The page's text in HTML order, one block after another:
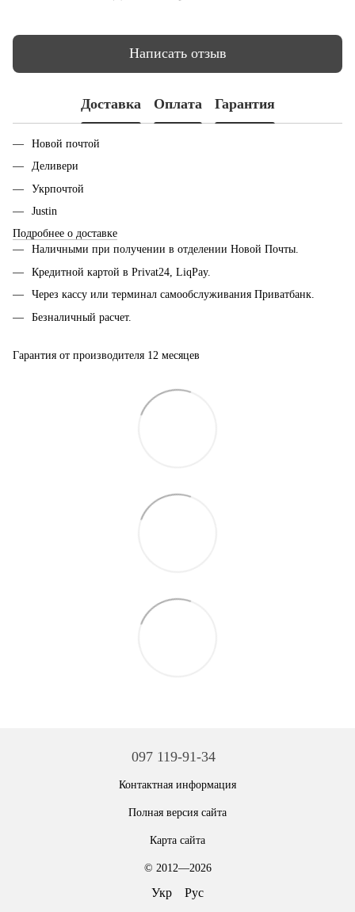
Написать отзыв
Доставка Оплата Гарантия
Новой почтой
Деливери
Укрпочтой
Justin
Подробнее о доставке
Наличными при получении в отделении Новой Почты.
Кредитной картой в Privat24, LiqPay.
Через кассу или терминал самообслуживания Приватбанк.
Безналичный расчет.
Гарантия от производителя 12 месяцев
097 119-91-34
Контактная информация
Полная версия сайта
Карта сайта
© 2012—2026
Укр Рус